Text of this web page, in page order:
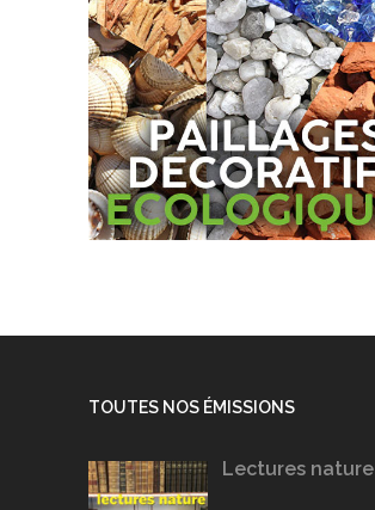
TOUTES NOS ÉMISSIONS
Lectures nature